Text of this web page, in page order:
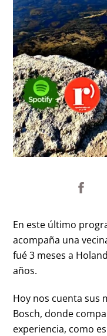
En este último
acompaña una
fué 3 meses a
años.
Hoy nos cuenta sus
Bosch, donde
experiencia, como